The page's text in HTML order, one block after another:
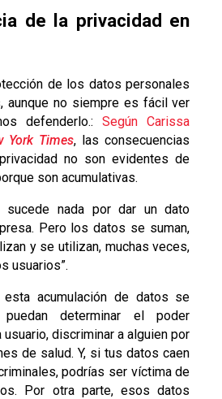
de la privacidad en
de los datos personales
aunque no siempre es fácil ver
defenderlo.:Según Carissa
York Times, las consecuencias
no son evidentes de
son acumulativas.
sucede nada por dar un dato
Pero los datos se suman,
y se utilizan, muchas veces,
usuarios”.
acumulación de datos se
determinar el poder
discriminar a alguien por
de salud. Y, si tus datos caen
podrías ser víctima de
Por otra parte, esos datos